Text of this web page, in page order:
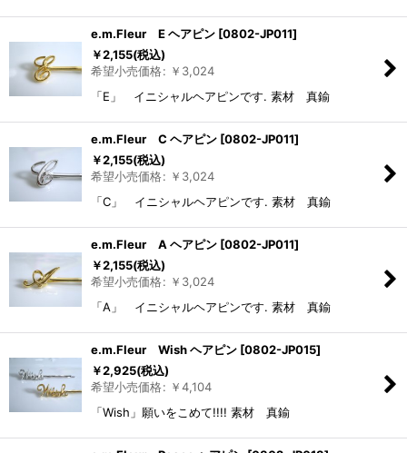
e.m.Fleur E ヘアピン [0802-JP011]
￥2,155(税込)
希望小売価格: ￥ 3,024
「E」 イニシャルヘアピンです. 素材 真鍮
e.m.Fleur C ヘアピン [0802-JP011]
￥2,155(税込)
希望小売価格: ￥ 3,024
「C」 イニシャルヘアピンです. 素材 真鍮
e.m.Fleur A ヘアピン [0802-JP011]
￥2,155(税込)
希望小売価格: ￥ 3,024
「A」 イニシャルヘアピンです. 素材 真鍮
e.m.Fleur Wish ヘアピン [0802-JP015]
￥2,925(税込)
希望小売価格: ￥4,104
「Wish」願いをこめて!!!! 素材 真鍮